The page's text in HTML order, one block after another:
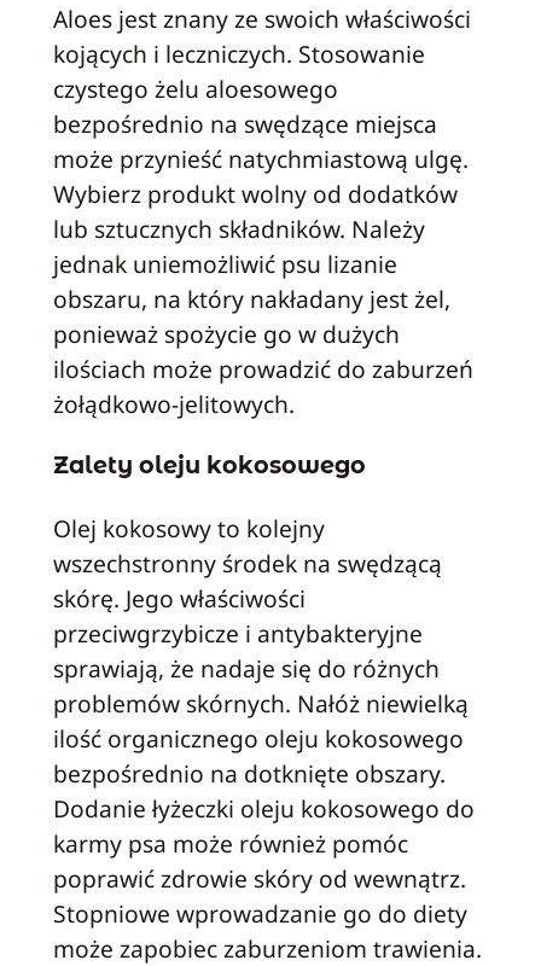
Aloes jest znany ze swoich właściwości
kojących i leczniczych. Stosowanie
czystego żelu aloesowego
bezpośrednio na swędzące miejsca
może przynieść natychmiastową ulgę.
Wybierz produkt wolny od dodatków
lub sztucznych składników. Należy
jednak uniemożliwić psu lizanie
obszaru, na który nakładany jest żel,
ponieważ spożycie go w dużych
ilościach może prowadzić do zaburzeń
żołądkowo-jelitowych.
Zalety oleju kokosowego
Olej kokosowy to kolejny
wszechstronny środek na swędzącą
skórę. Jego właściwości
przeciwgrzybicze i antybakteryjne
sprawiają, że nadaje się do różnych
problemów skórnych. Nałóż niewielką
ilość organicznego oleju kokosowego
bezpośrednio na dotknięte obszary.
Dodanie łyżeczki oleju kokosowego do
karmy psa może również pomóc
poprawić zdrowie skóry od wewnątrz.
Stopniowe wprowadzanie go do diety
może zapobiec zaburzeniom trawienia.